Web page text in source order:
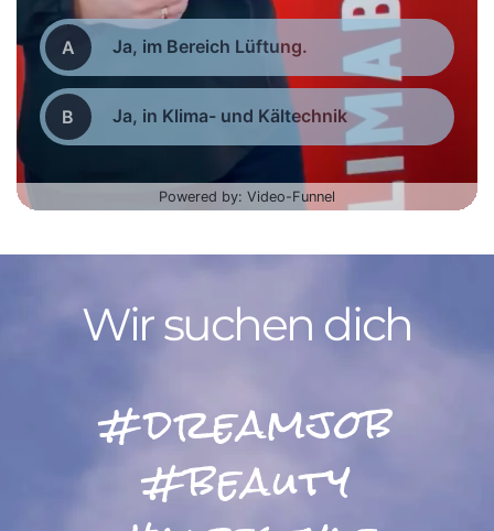
Wir suchen dich
#dreamjob
#beauty